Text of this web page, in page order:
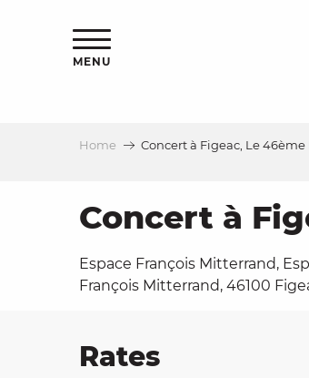
MENU
Home Concert à Figeac, Le
Concert à
Espace François Mitterrand,
François Mitterrand, 46100
Rates